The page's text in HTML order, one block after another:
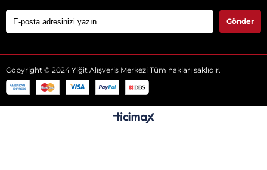
Gönder
Copyright © 2024 Yiğit Alışveriş Merkezi Tüm hakları saklıdır.